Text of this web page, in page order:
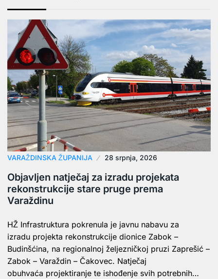
VARAŽDINSKA ŽUPANIJA 28 srpnja, 2026
Objavljen natječaj za izradu projekata
rekonstrukcije stare pruge prema
Varaždinu
HŽ Infrastruktura pokrenula je javnu nabavu za
izradu projekta rekonstrukcije dionice Zabok –
Budinšćina, na regionalnoj željezničkoj pruzi Zaprešić –
Zabok – Varaždin – Čakovec. Natječaj
obuhvaća projektiranje te ishođenje svih potrebnih…